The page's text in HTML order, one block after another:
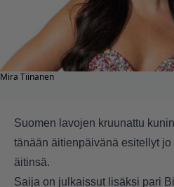
Mira Tiinanen
Suomen lavojen kruunattu
tänään äitienpäivänä esitellyt
äitinsä.
Saija on julkaissut lisäksi pari